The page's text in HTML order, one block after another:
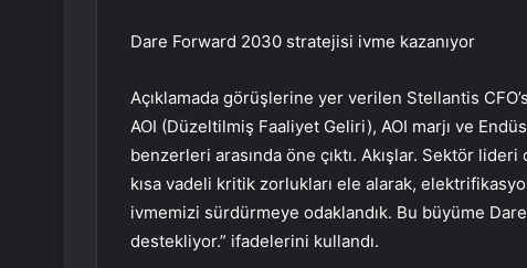
Dare Forward 2030 stratejisi ivme kazanıyor
Açıklamada görüşlerine yer verilen Stellantis
AOI (Düzeltilmiş Faaliyet Geliri), AOI marjı ve
benzerleri arasında öne çıktı. Akışlar. Sektör
kısa vadeli kritik zorlukları ele alarak,
ivmemizi sürdürmeye odaklandık. Bu büyüme
destekliyor.” ifadelerini kullandı.